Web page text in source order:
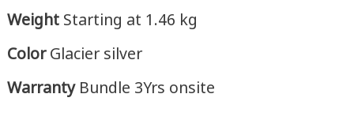
Weight Starting at 1.46 kg
ColorGlacier silver
Warranty Bundle 3Yrs onsite